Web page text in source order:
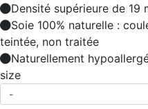
Densité supérieure de 19
Soie 100% naturelle :
teintée, non traitée
Naturellement
size